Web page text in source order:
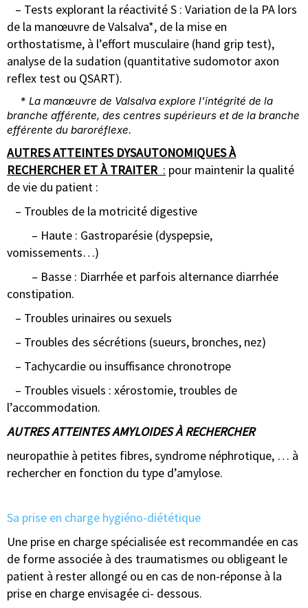
– Tests explorant la réactivité S : Variation de la PA lors
de la manœuvre de Valsalva*, de la mise en
orthostatisme, à l’effort musculaire (hand grip test),
analyse de la sudation (quantitative sudomotor axon
reflex test ou QSART).
* La manœuvre de Valsalva explore l’intégrité de la
branche afférente, des centres supérieurs et de la branche
efférente du baroréflexe.
AUTRES ATTEINTES DYSAUTONOMIQUES À
RECHERCHER ET À TRAITER: pour maintenir la qualité
de vie du patient :
– Troubles de la motricité digestive
– Haute : Gastroparésie (dyspepsie,
vomissements…)
– Basse : Diarrhée et parfois alternance diarrhée
constipation.
– Troubles urinaires ou sexuels
– Troubles des sécrétions (sueurs, bronches, nez)
– Tachycardie ou insuffisance chronotrope
– Troubles visuels : xérostomie, troubles de
l’accommodation.
AUTRES ATTEINTES AMYLOIDES À RECHERCHER
neuropathie à petites fibres, syndrome néphrotique, … à
rechercher en fonction du type d’amylose.
Sa prise en charge hygiéno-diététique
Une prise en charge spécialisée est recommandée en cas
de forme associée à des traumatismes ou obligeant le
patient à rester allongé ou en cas de non-réponse à la
prise en charge envisagée ci- dessous.